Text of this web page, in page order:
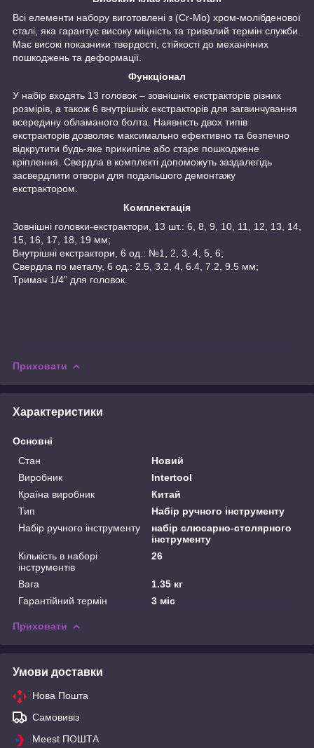
Всі елементи набору виготовлені з (Cr-Mo) хром-молібденової
сталі, яка гарантує високу міцність та тривалий термін служби.
Має високі показники твердості, стійкості до механічних
пошкоджень та деформації.
Функціонал
У набір входять 13 головок – зовнішніх екстракторів різних
розмірів, а також 6 внутрішніх екстракторів для загвинчування
всередину обламаного болта. Наявність двох типів
екстракторів дозволяє максимально ефективно та безпечно
відкрутити будь-яке прикипіле або старе пошкоджене
кріплення. Свердла в комплекті допоможуть заздалегідь
засвердлити отвори для подальшого демонтажу
екстрактором.
Комплектація
Зовнішні головки-екстрактори, 13 шт.: 6, 8, 9, 10, 11, 12, 13, 14,
15, 16, 17, 18, 19 мм;
Внутрішні екстрактори, 6 од.: №1, 2, 3, 4, 5, 6;
Свердла по металу, 6 од.: 2.5, 3.2, 4, 6.4, 7.2, 9.5 мм;
Тримач 1/4” для головок.
Приховати
Характеристики
Основні
Стан
Новий
Виробник
Intertool
Країна виробник
Китай
Тип
Набір ручного інструменту
Набір ручного інструменту
набір слюсарно-столярного
інструменту
Кількість в наборі
інструментів
26
Вага
1.35 кг
Гарантійний термін
3 міс
Приховати
Умови доставки
Нова Пошта
Самовивіз
Meest ПОШТА